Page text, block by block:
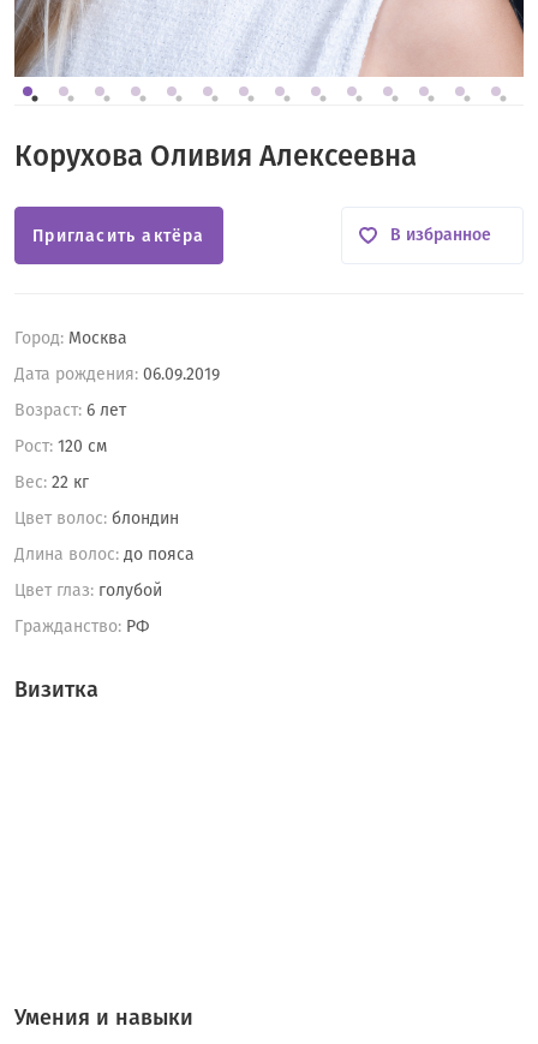
Корухова Оливия Алексеевна
Город: Москва
Дата рождения: 06.09.2019
Возраст: 6 лет
Рост: 120 см
Вес: 22 кг
Цвет волос: блондин
Длина волос: до пояса
Цвет глаз: голубой
Гражданство: РФ
Пригласить актёра В избранное
Визитка
Умения и навыки